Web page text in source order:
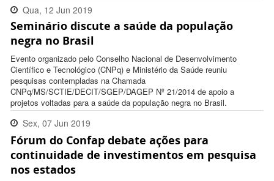
Qua, 12 Jun 2019
15:05:00 -0300
Seminário discute a saúde da população
negra no Brasil
Evento organizado pelo Conselho Nacional de Desenvolvimento
Científico e Tecnológico (CNPq) e Ministério da Saúde reuniu
pesquisas contempladas na Chamada
CNPq/MS/SCTIE/DECIT/SGEP/DAGEP Nº 21/2014 de apoio a
projetos voltadas para a saúde da população negra no Brasil.
Sex, 07 Jun 2019
17:47:00 -0300
Fórum do Confap debate ações para
continuidade de investimentos em pesquisa
nos estados